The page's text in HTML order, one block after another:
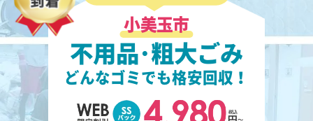
小美玉市
不用品･粗大ごみ
どんなゴミでも格安回収！